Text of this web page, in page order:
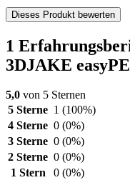
Dieses Produkt bewerten
1
3DJAKE
5,0 von 5 Sternen
5 Sterne 1 (100%)
4 Sterne 0 (0%)
3 Sterne 0 (0%)
2 Sterne 0 (0%)
1 Stern
0 (0%)